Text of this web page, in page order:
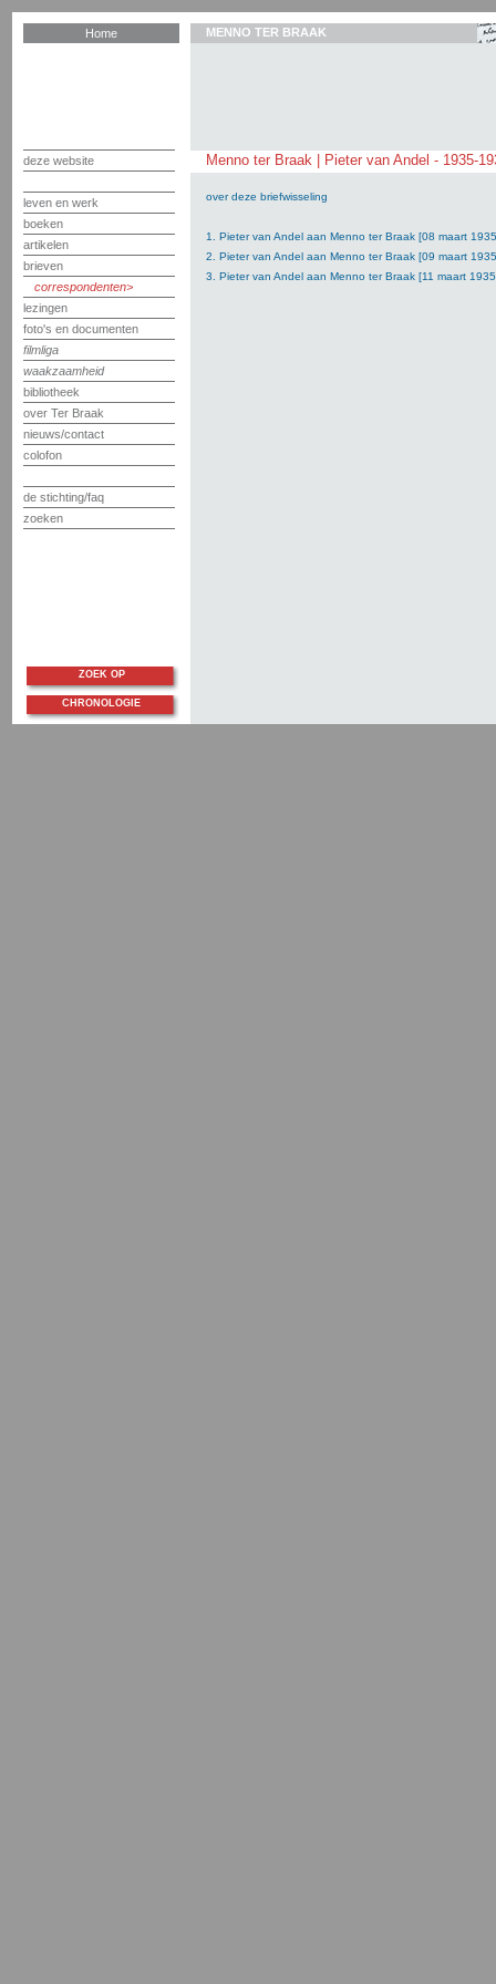
Home
deze website
leven en werk
boeken
artikelen
brieven
correspondenten
lezingen
foto's en documenten
filmliga
waakzaamheid
bibliotheek
over Ter Braak
nieuws/contact
colofon
de stichting/faq
zoeken
MENNO TER BRAAK
Menno ter Braak | Pieter van Andel - 1935-
over deze briefwisseling
1. Pieter van Andel aan Menno ter Braak [08 maart
2. Pieter van Andel aan Menno ter Braak [09 maart
3. Pieter van Andel aan Menno ter Braak [11 maart
ZOEK OP
CHRONOLOGIE